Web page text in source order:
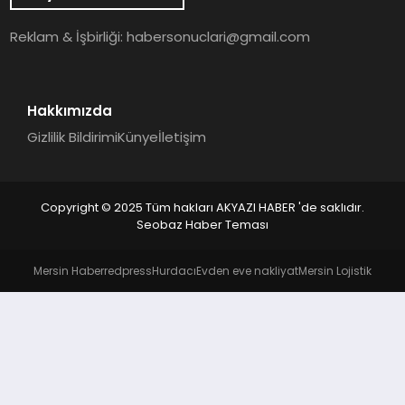
YAŞAM
Reklam & İşbirliği:habersonuclari@gmail.com
Hakkımızda
Gizlilik BildirimiKünyeİletişim
Copyright © 2025 Tüm hakları AKYAZI HABER 'de saklıdır.
Seobaz Haber Teması
Mersin HaberredpressHurdacıEvden eve nakliyatMersin Lojistik